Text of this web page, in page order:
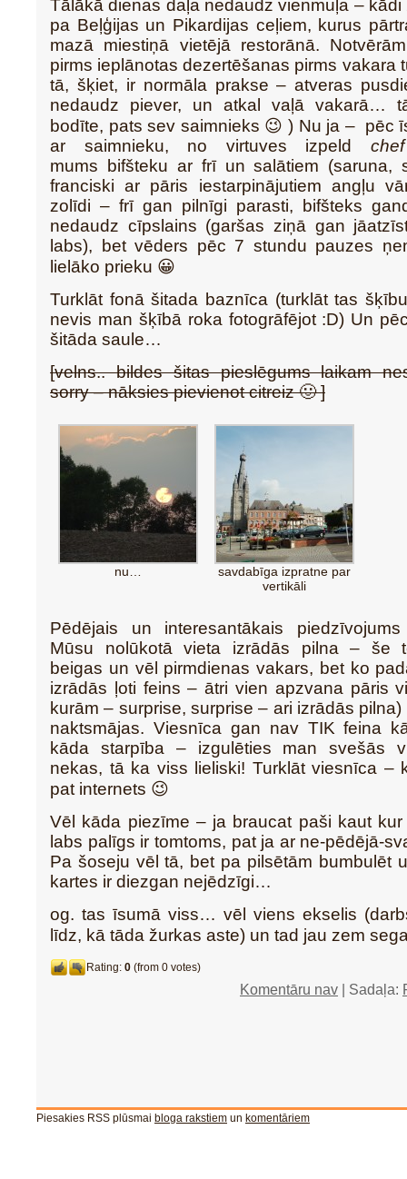
Tālākā dienas daļa nedaudz vienmuļa – kādi
pa Beļģijas un Pikardijas ceļiem, kurus
mazā miestiņā vietējā restorānā.
pirms ieplānotas dezertēšanas pirms vakara
tā, šķiet, ir normāla prakse – atveras
nedaudz piever, un atkal vaļā vakarā…
bodīte, pats sev saimnieks 😉 ) Nu ja – pēc
ar saimnieku, no virtuves izpeld chef
mums bifšteku ar frī un salātiem (saruna,
franciski ar pāris iestarpinājutiem angļu
zolīdi – frī gan pilnīgi parasti, bifšteks
nedaudz cīpslains (garšas ziņā gan
labs), bet vēders pēc 7 stundu pauzes
lielāko prieku 😀
Turklāt fonā šitada baznīca (turklāt tas
nevis man šķībā roka fotogrāfējot :D) Un
šitāda saule…
[velns.. bildes šitas pieslēgums laikam
sorry – nāksies pievienot citreiz 🙂 ]
nu…
savdabīga izpratne par
vertikāli
Pēdējais un interesantākais
Mūsu nolūkotā vieta izrādās pilna – še
beigas un vēl pirmdienas vakars, bet ko
izrādās ļoti feins – ātri vien apzvana pāris
kurām – surprise, surprise – ari izrādās
naktsmājas. Viesnīca gan nav TIK feina
kāda starpība – izgulēties man svešās
nekas, tā ka viss lieliski! Turklāt viesnīca –
pat internets 😉
Vēl kāda piezīme – ja braucat paši kaut
labs palīgs ir tomtoms, pat ja ar ne-pēdējā-
Pa šoseju vēl tā, bet pa pilsētām bumbulēt
kartes ir diezgan nejēdzīgi…
og. tas īsumā viss… vēl viens ekselis
līdz, kā tāda žurkas aste) un tad jau zem
Rating: 0 (from 0 votes)
Komentāru nav | Sadaļa:
Piesakies RSS plūsmai bloga rakstiem un komentāriem